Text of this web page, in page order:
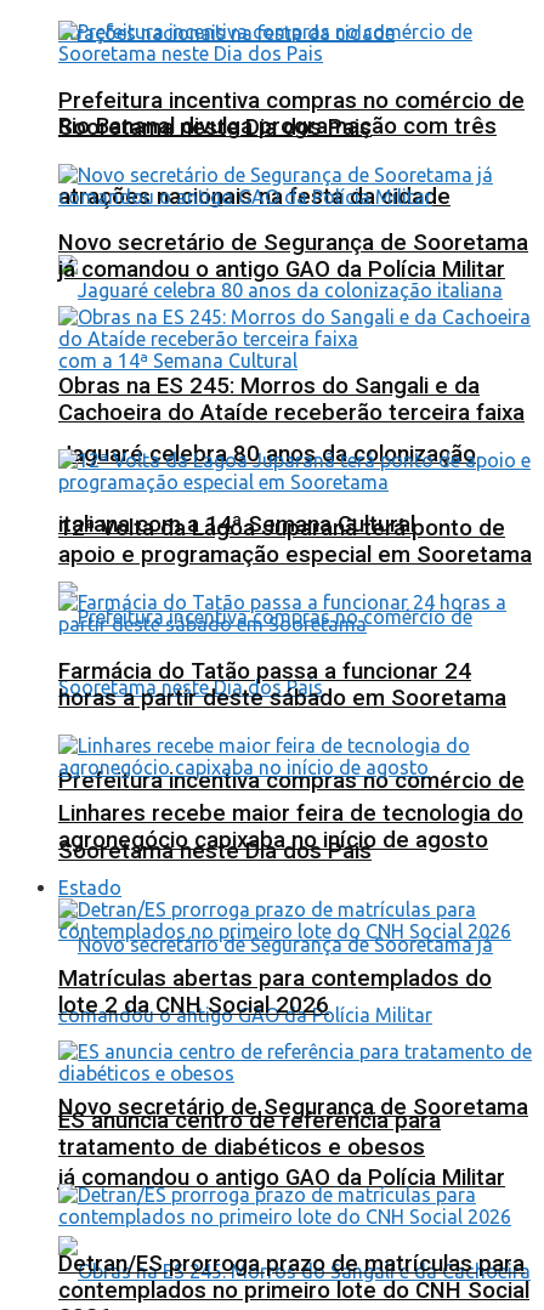
Rio Bananal divulga programação com três
atrações nacionais na festa da cidade
Jaguaré celebra 80 anos da colonização
italiana com a 14ª Semana Cultural
Prefeitura incentiva compras no comércio de
Sooretama neste Dia dos Pais
Novo secretário de Segurança de Sooretama
já comandou o antigo GAO da Polícia Militar
Prefeitura incentiva compras no comércio de
Sooretama neste Dia dos Pais
Novo secretário de Segurança de Sooretama
já comandou o antigo GAO da Polícia Militar
Obras na ES 245: Morros do Sangali e da
Cachoeira do Ataíde receberão terceira faixa
12ª Volta da Lagoa Juparanã terá ponto de
apoio e programação especial em Sooretama
Farmácia do Tatão passa a funcionar 24
horas a partir deste sábado em Sooretama
Linhares recebe maior feira de tecnologia do
agronegócio capixaba no início de agosto
Estado
Matrículas abertas para contemplados do
lote 2 da CNH Social 2026
ES anuncia centro de referência para
tratamento de diabéticos e obesos
Detran/ES prorroga prazo de matrículas para
contemplados no primeiro lote do CNH Social